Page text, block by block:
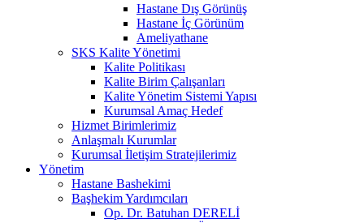
Hastane Dış Görünüş
Hastane İç Görünüm
Ameliyathane
SKS Kalite Yönetimi
Kalite Politikası
Kalite Birim Çalışanları
Kalite Yönetim Sistemi Yapısı
Kurumsal Amaç Hedef
Hizmet Birimlerimiz
Anlaşmalı Kurumlar
Kurumsal İletişim Stratejilerimiz
Yönetim
Hastane Bashekimi
Başhekim Yardımcıları
Op. Dr. Batuhan DERELİ